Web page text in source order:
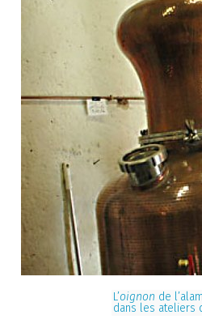
L’oignon de
dans les ateliers